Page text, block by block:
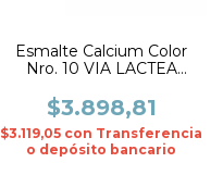
Esmalte Calcium Color
Nro. 10 VIA LACTEA
$3.898,81
$3.119,05 con Transferencia
o depósito bancario